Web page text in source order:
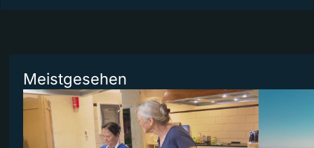
Meistgesehen